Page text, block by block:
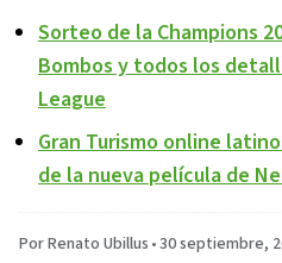
Sorteo de la Champions
Bombos y todos los
League
Gran Turismo online
de la nueva película de
Por Renato Ubillus •30 septiembre,